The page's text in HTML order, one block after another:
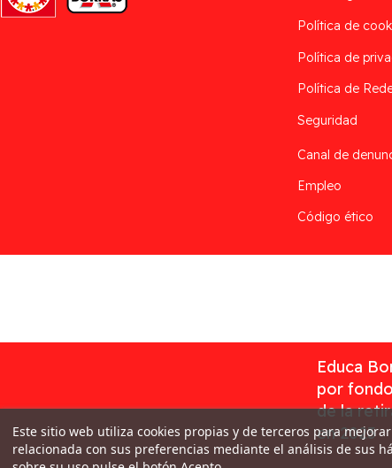
Política de
Política de
Política de
Seguridad
Canal de
Empleo
Código ético
Educa
por
de la
en 2023
Este sitio web utiliza cookies propias y de terceros para
relacionada con sus preferencias mediante el análisis de sus